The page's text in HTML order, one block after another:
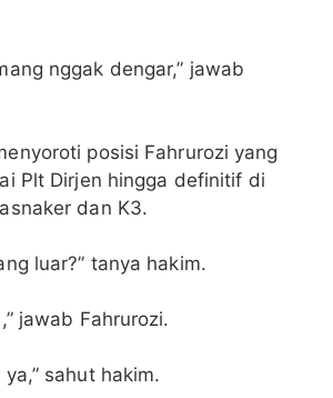
nggak dengar,” jawab
posisi Fahrurozi yang
Plt Dirjen hingga definitif di
dan K3.
luar?” tanya hakim.
jawab Fahrurozi.
sahut hakim.